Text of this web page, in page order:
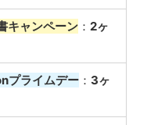
キャンペーン ： 2ヶ
プライムデー ： 3ヶ